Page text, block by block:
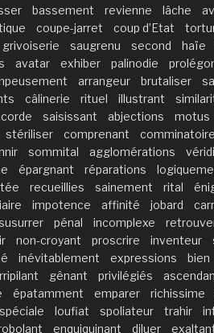
bassement revienne lâche
coupe-jarret coup d’Etat
grivoiserie saugrenu second haïe
avatar exhiber palinodie
arrangeur brutaliser
câlinerie rituel illustrant
saisissant abjections motus
stériliser comprenant comminatoire
sommital agglomérations
épargnant réparations
recueillies sainement rital
impotence affinité jobard
pénal incomplexe
non-croyant proscrire inventeur
inévitablement expressions bien
gênant privilégiés
épatamment emparer richissime
spéciale loufiat spoliateur trahir
enquiquinant diluer